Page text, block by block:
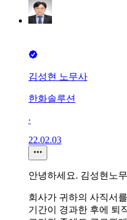
김성현 노무사
한화솔루션
∙
22.02.03
안녕하세요. 김성현노
회사가 귀하의 사직서
기간이 경과한 후에 퇴